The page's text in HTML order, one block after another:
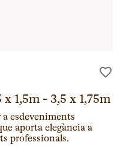
1,5m - 3,5 x 1,75m
esdeveniments
aporta elegància a
professionals.